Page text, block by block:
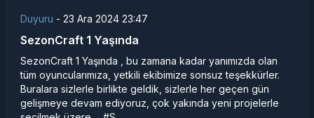
Duyuru - 23 Ara 2024 23:47
SezonCraft 1 Yaşında
SezonCraft 1 Yaşında , bu zamana kadar yanımızda olan
tüm oyuncularımıza, yetkili ekibimize sonsuz teşekkürler.
Buralara sizlerle birlikte geldik, sizlerle her geçen gün
gelişmeye devam ediyoruz, çok yakında yeni projelerle